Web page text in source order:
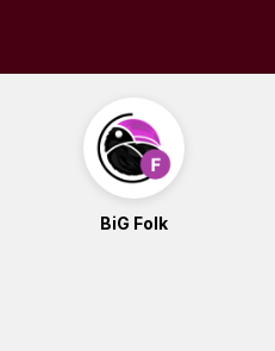
BiG Folk